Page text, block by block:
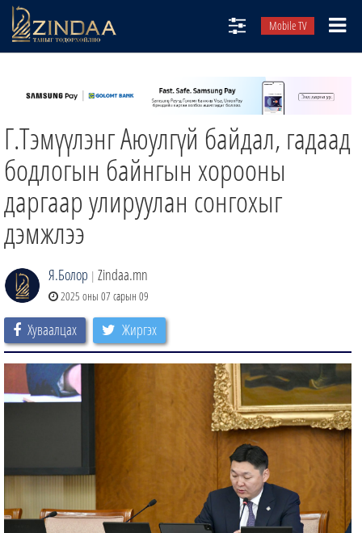
Mobile TV
ТВ8
ӨГЛӨӨНИЙ СОНИН
АУДИО ЗОХИОЛ
ЗИНДАА СЭТГҮҮЛ
Г.Тэмүүлэнг Аюулгүй байдал, гадаад
бодлогын байнгын хорооны
даргаар улируулан сонгохыг
дэмжлээ
Я.Болор | Zindaa.mn
2025 оны 07 сарын 09
Хуваалцах Жиргэх